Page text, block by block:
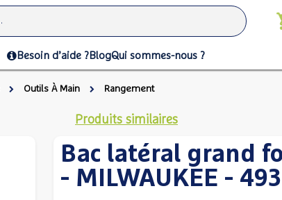
Besoin d’aide ?BlogQui sommes-nous ?
Outils À Main Rangement
Produits similaires
Bac latéral grand
- MILWAUKEE -